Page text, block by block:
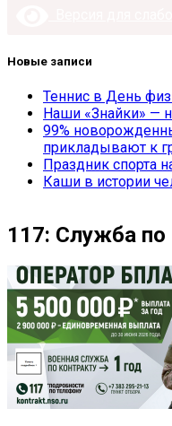
Новые записи
Теннис в День
Наши «Знайки» —
99%
прикладывают к
Праздник спорта
Каши в истории
117: Служба по